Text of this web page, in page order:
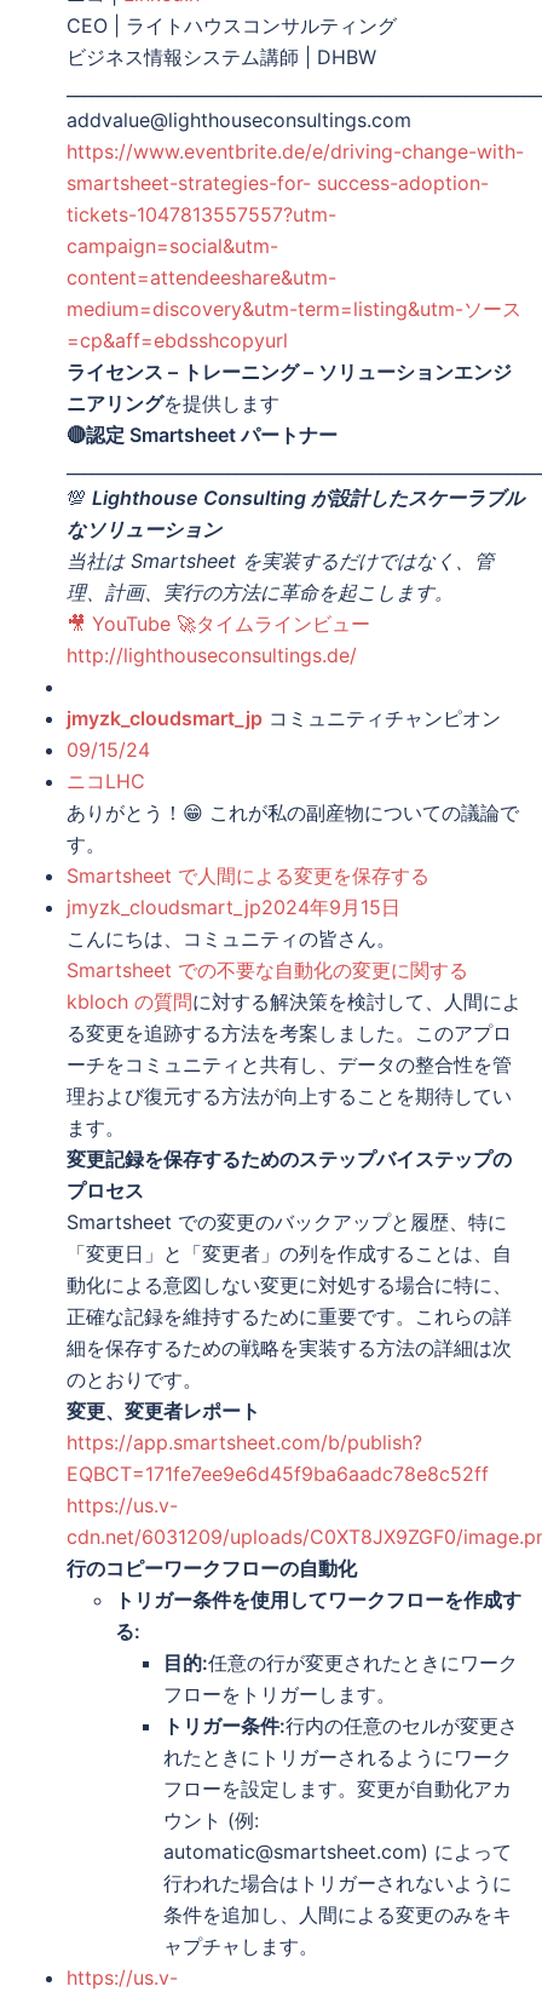
CEO | ライトハウスコンサルティング
ビジネス情報システム講師 | DHBW
addvalue@lighthouseconsultings.com
https://www.eventbrite.de/e/driving-change-with-
smartsheet-strategies-for- success-adoption-
tickets-1047813557557?utm-
campaign=social&utm-
content=attendeeshare&utm-
medium=discovery&utm-term=listing&utm-ソース
=cp&aff=ebdsshcopyurl
ライセンス – トレーニング – ソリューションエンジ
ニアリングを提供します
🔴認定 Smartsheet パートナー
💯 Lighthouse Consulting が設計したスケーラブル
なソリューション
当社は Smartsheet を実装するだけではなく、管
理、計画、実行の方法に革命を起こします。
🎥 YouTube 🚀タイムラインビュー
http://lighthouseconsultings.de/
jmyzk_cloudsmart_jp コミュニティチャンピオン
09/15/24
ニコLHC
ありがとう！😁 これが私の副産物についての議論で
す。
Smartsheet で人間による変更を保存する
jmyzk_cloudsmart_jp2024年9月15日
こんにちは、コミュニティの皆さん。
Smartsheet での不要な自動化の変更に関する
kbloch の質問に対する解決策を検討して、人間によ
る変更を追跡する方法を考案しました。このアプロ
ーチをコミュニティと共有し、データの整合性を管
理および復元する方法が向上することを期待してい
ます。
変更記録を保存するためのステップバイステップの
プロセス
Smartsheet での変更のバックアップと履歴、特に
「変更日」と「変更者」の列を作成することは、自
動化による意図しない変更に対処する場合に特に、
正確な記録を維持するために重要です。これらの詳
細を保存するための戦略を実装する方法の詳細は次
のとおりです。
変更、変更者レポート
https://app.smartsheet.com/b/publish?
EQBCT=171fe7ee9e6d45f9ba6aadc78e8c52ff
https://us.v-
cdn.net/6031209/uploads/C0XT8JX9ZGF0/
行のコピーワークフローの自動化
トリガー条件を使用してワークフローを作成す
る:
目的:任意の行が変更されたときにワーク
フローをトリガーします。
トリガー条件:行内の任意のセルが変更さ
れたときにトリガーされるようにワーク
フローを設定します。変更が自動化アカ
ウント (例:
automatic@smartsheet.com) によって
行われた場合はトリガーされないように
条件を追加し、人間による変更のみをキ
ャプチャします。
https://us.v-